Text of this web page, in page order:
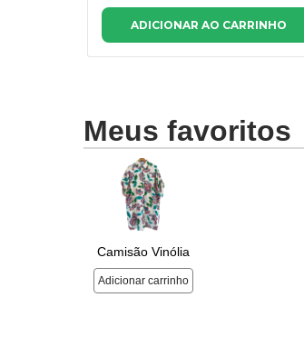
ADICIONAR AO CARRINHO